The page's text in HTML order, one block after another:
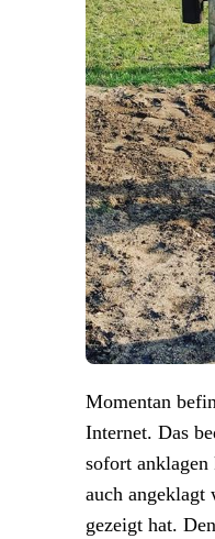
Momentan
Internet. Das
sofort
auch
gezeigt hat.